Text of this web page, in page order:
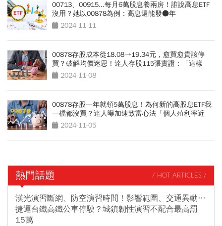
00713、00915...每月6萬股息養兩房！誰說高息ETF
沒用？她以00878為例：高息還能發●年
2024-11-11
00878存股成本從18.08→19.34元，愈買愈貴該停
買？破解均價迷思！達人存股115張實證：「這樣
做」賺更多
2024-11-08
00878存股一年就領5萬股息！為何新的高股息ETF我
一檔都沒買？達人曝加速致富心法「個人殖利率近
11％」
2024-11-05
熱門話題 / HOT ARTICLES /
漢光演習斷網、防空演習時間！影響範圍、交通異動…
捷運台鐵高鐵公車停駛？城鎮韌性演習不配合最高罰
15萬